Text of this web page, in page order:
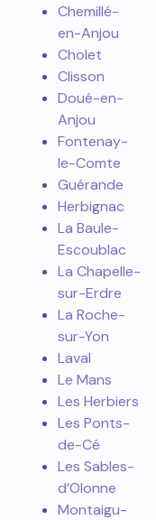
Chemillé-
en-Anjou
Cholet
Clisson
Doué-en-
Anjou
Fontenay-
le-Comte
Guérande
Herbignac
La Baule-
Escoublac
La Chapelle-
sur-Erdre
La Roche-
sur-Yon
Laval
Le Mans
Les Herbiers
Les Ponts-
de-Cé
Les Sables-
d’Olonne
Montaigu-